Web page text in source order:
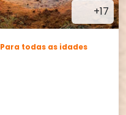
+17
Para todas as idades